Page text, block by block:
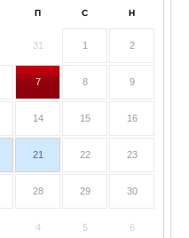
П С Н
31 1 2
7 8 9
14 15 16
21 22 23
28 29 30
4 5 6